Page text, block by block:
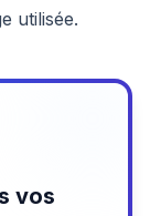
utilisée.
vos